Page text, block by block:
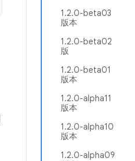
1.2.0-beta03
版本
1.2.0-beta02
版
1.2.0-beta01
版本
1.2.0-alpha11
版本
1.2.0-alpha10
版本
1.2.0-alpha09